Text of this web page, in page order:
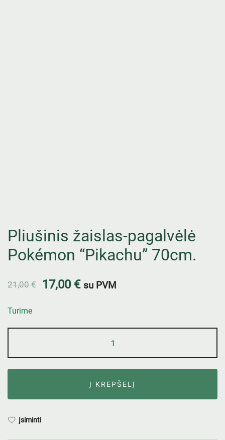
Pliušinis žaislas-pagalvėlė
Pokémon “Pikachu” 70cm.
21,00€ 17,00 € su PVM
Turime
Į KREPŠELĮ
Įsiminti